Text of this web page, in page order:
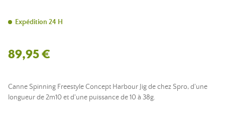
Expédition 24 H
89,95 €
Canne Spinning Freestyle Concept Harbour Jig de chez Spro, d'une
longueur de 2m10 et d'une puissance de 10 à 38g.